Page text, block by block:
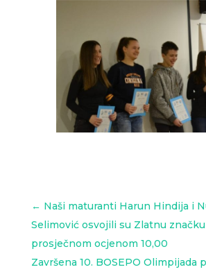
← Naši maturanti Harun Hindija i
Selimović osvojili su Zlatnu značku
prosječnom ocjenom 10,00
Završena 10. BOSEPO Olimpijada